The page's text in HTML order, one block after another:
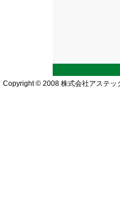
Copyright © 2008 株式会社アステッ